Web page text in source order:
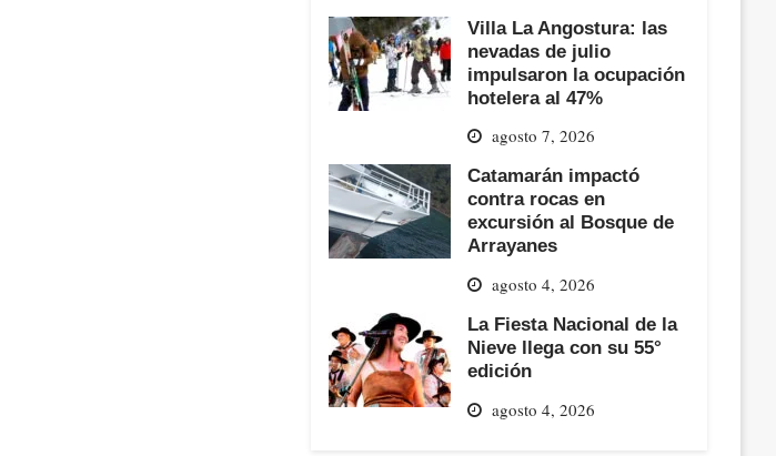
Villa La Angostura: las
nevadas de julio
impulsaron la ocupación
hotelera al 47%
agosto 7, 2026
Catamarán impactó
contra rocas en
excursión al Bosque de
Arrayanes
agosto 4, 2026
La Fiesta Nacional de la
Nieve llega con su 55°
edición
agosto 4, 2026